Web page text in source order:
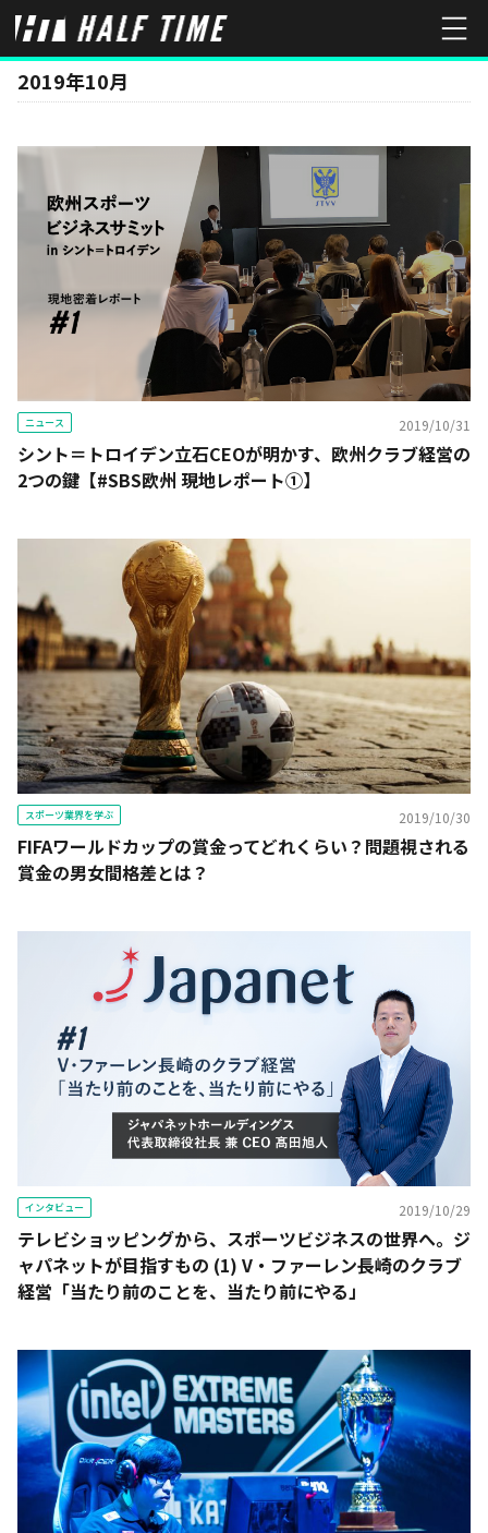
2019年10月
ニュース 2019/10/31
シント＝トロイデン立石CEOが明かす、欧州クラブ経営の
2つの鍵【#SBS欧州 現地レポート①】
スポーツ業界を学ぶ 2019/10/30
FIFAワールドカップの賞金ってどれくらい？問題視される
賞金の男女間格差とは？
インタビュー 2019/10/29
テレビショッピングから、スポーツビジネスの世界へ。ジ
ャパネットが目指すもの (1) V・ファーレン長崎のクラブ
経営「当たり前のことを、当たり前にやる」